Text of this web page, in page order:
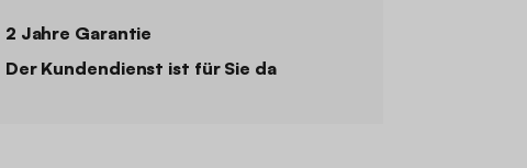
2 Jahre Garantie
Der Kundendienst ist für Sie da